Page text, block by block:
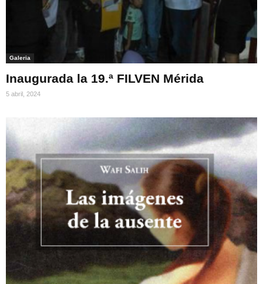
Galeria
Inaugurada la 19.ª FILVEN Mérida
5 abril, 2024